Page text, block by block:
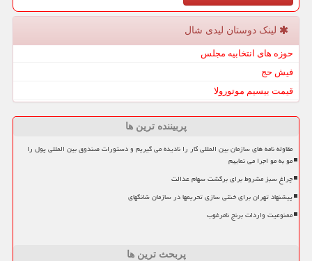
لینک دوستان لیدی شال
حوزه های انتخابیه مجلس
فیش حج
قیمت بیسیم موتورولا
پربیننده ترین ها
مقاوله نامه های سازمان بین المللی کار را نادیده می گیریم و دستورات صندوق بین المللی پول را
مو به مو اجرا می نماییم
چراغ سبز مشروط برای برگشت سهام عدالت
پیشنهاد تهران برای خنثی سازی تحریمها در سازمان شانگهای
ممنوعیت واردات برنج نامرغوب
پربحث ترین ها